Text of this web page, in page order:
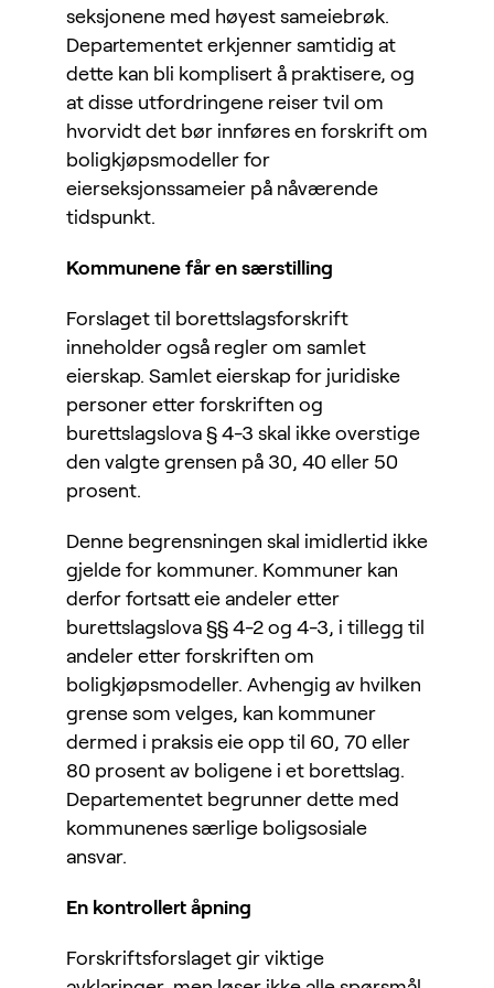
seksjonene med høyest sameiebrøk.
Departementet erkjenner samtidig at
dette kan bli komplisert å praktisere, og
at disse utfordringene reiser tvil om
hvorvidt det bør innføres en forskrift om
boligkjøpsmodeller for
eierseksjonssameier på nåværende
tidspunkt.
Kommunene får en særstilling
Forslaget til borettslagsforskrift
inneholder også regler om samlet
eierskap. Samlet eierskap for juridiske
personer etter forskriften og
burettslagslova § 4-3 skal ikke overstige
den valgte grensen på 30, 40 eller 50
prosent.
Denne begrensningen skal imidlertid ikke
gjelde for kommuner. Kommuner kan
derfor fortsatt eie andeler etter
burettslagslova §§ 4-2 og 4-3, i tillegg til
andeler etter forskriften om
boligkjøpsmodeller. Avhengig av hvilken
grense som velges, kan kommuner
dermed i praksis eie opp til 60, 70 eller
80 prosent av boligene i et borettslag.
Departementet begrunner dette med
kommunenes særlige boligsosiale
ansvar.
En kontrollert åpning
Forskriftsforslaget gir viktige